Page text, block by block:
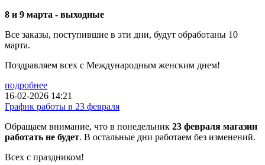
8 и 9 марта - выходные
Все заказы, поступившие в эти дни, будут обработаны 10
марта.
Поздравляем всех с Международным женским днем!
подробнее
16-02-2026 14:21
График работы в 23 февраля
Обращаем внимание, что в понедельник 23 февраля магазин
работать не будет. В остальные дни работаем без изменений.
Всех с праздником!